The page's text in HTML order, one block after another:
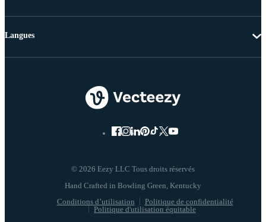
© 2026 Eezy LLC Tous droits réservés
Conditions d’utilisation
Politique de confidentialité
Politique d'utilisation équitable
Langues